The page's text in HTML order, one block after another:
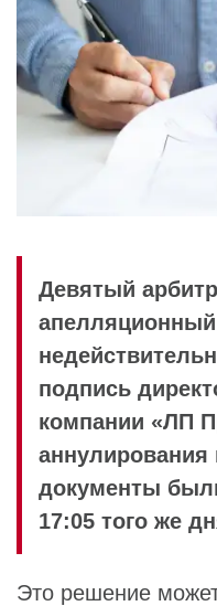
Девятый
подпись
компании «ЛП
аннулирования
документы
17:05 того же
Это решение